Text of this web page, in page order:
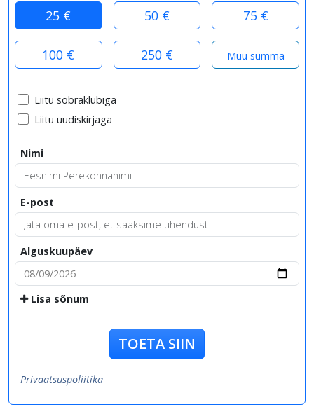
25 € 50 € 75 €
100 € 250 €
Liitu sõbraklubiga
Liitu uudiskirjaga
Nimi
E-post
Alguskuupäev
Lisa sõnum
TOETA SIIN
Privaatsuspoliitika